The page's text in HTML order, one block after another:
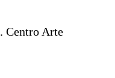
Centro Arte